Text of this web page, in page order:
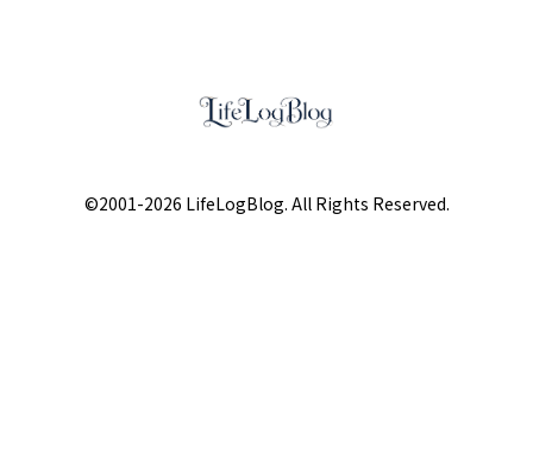
©2001-2026 LifeLogBlog. All Rights Reserved.